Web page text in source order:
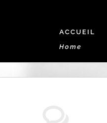
ACCUEIL
Home